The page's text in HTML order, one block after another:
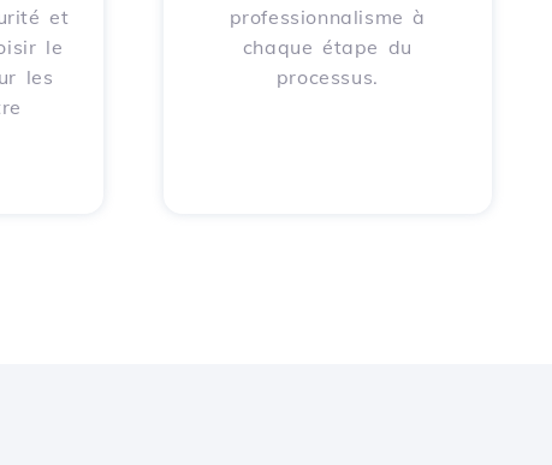
et
le
les
professionnalisme à
chaque étape du
processus.